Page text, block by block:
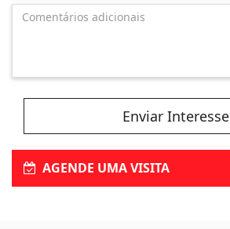
Enviar Interesse
AGENDE UMA VISITA